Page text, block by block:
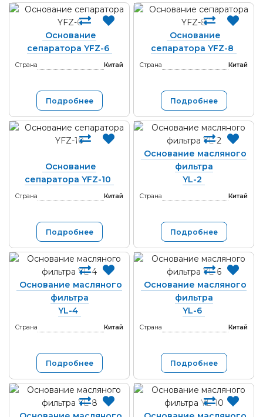
Основание
сепаратора YFZ-6
Страна Китай
Подробнее
Основание
сепаратора YFZ-8
Страна Китай
Подробнее
Основание
сепаратора YFZ-10
Страна Китай
Подробнее
Основание масляного
фильтра
YL-2
Страна Китай
Подробнее
Основание масляного
фильтра
YL-4
Страна Китай
Подробнее
Основание масляного
фильтра
YL-6
Страна Китай
Подробнее